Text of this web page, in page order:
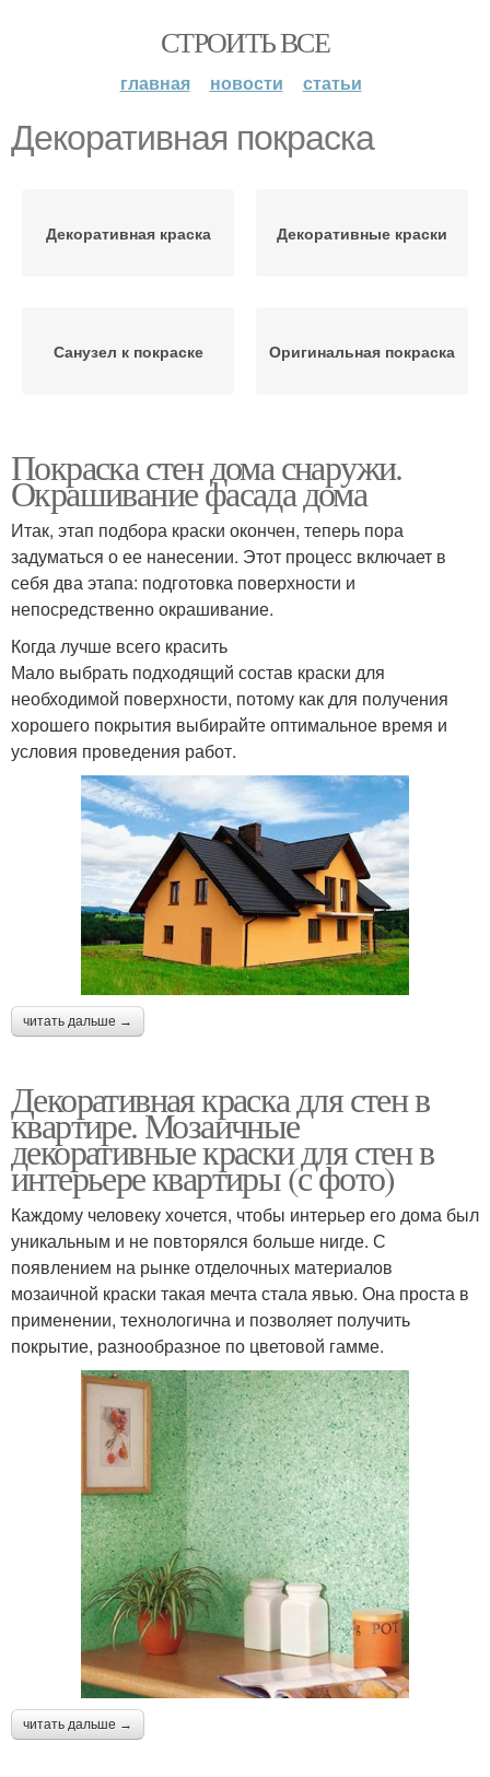
СТРОИТЬ ВСЕ
главная новости статьи
Декоративная покраска
Декоративная краска Декоративные краски
Санузел к покраске Оригинальная покраска
Покраска стен дома снаружи.
Окрашивание фасада дома
Итак, этап подбора краски окончен, теперь пора
задуматься о ее нанесении. Этот процесс включает в
себя два этапа: подготовка поверхности и
непосредственно окрашивание.
Когда лучше всего красить
Мало выбрать подходящий состав краски для
необходимой поверхности, потому как для получения
хорошего покрытия выбирайте оптимальное время и
условия проведения работ.
читать дальше →
Декоративная краска для стен в
квартире. Мозаичные
декоративные краски для стен в
интерьере квартиры (с фото)
Каждому человеку хочется, чтобы интерьер его дома был
уникальным и не повторялся больше нигде. С
появлением на рынке отделочных материалов
мозаичной краски такая мечта стала явью. Она проста в
применении, технологична и позволяет получить
покрытие, разнообразное по цветовой гамме.
читать дальше →